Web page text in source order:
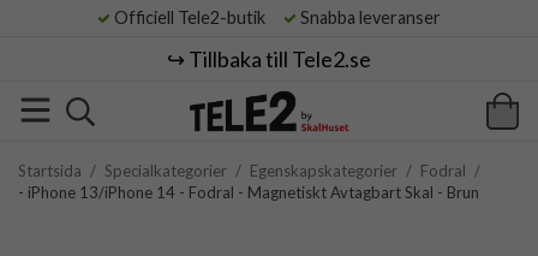
Officiell Tele2-butik Snabba leveranser
↪️ Tillbaka till Tele2.se
Startsida / Specialkategorier / Egenskapskategorier / Fodral /
- iPhone 13/iPhone 14 - Fodral - Magnetiskt Avtagbart Skal - Brun